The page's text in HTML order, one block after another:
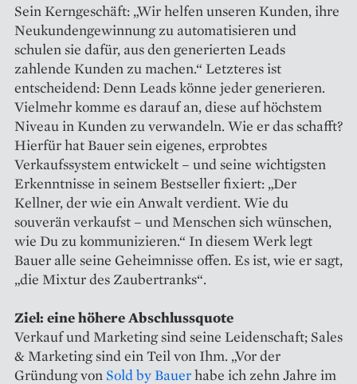
Sein Kerngeschäft: „Wir helfen unseren Kunden, ihre
Neukundengewinnung zu automatisieren und
schulen sie dafür, aus den generierten Leads
zahlende Kunden zu machen.“ Letzteres ist
entscheidend: Denn Leads könne jeder generieren.
Vielmehr komme es darauf an, diese auf höchstem
Niveau in Kunden zu verwandeln. Wie er das schafft?
Hierfür hat Bauer sein eigenes, erprobtes
Verkaufssystem entwickelt – und seine wichtigsten
Erkenntnisse in seinem Bestseller fixiert: „Der
Kellner, der wie ein Anwalt verdient. Wie du
souverän verkaufst – und Menschen sich wünschen,
wie Du zu kommunizieren.“ In diesem Werk legt
Bauer alle seine Geheimnisse offen. Es ist, wie er sagt,
„die Mixtur des Zaubertranks“.
Ziel: eine höhere Abschlussquote
Verkauf und Marketing sind seine Leidenschaft; Sales
& Marketing sind ein Teil von Ihm. „Vor der
Gründung von Sold by Bauerhabe ich zehn Jahre im